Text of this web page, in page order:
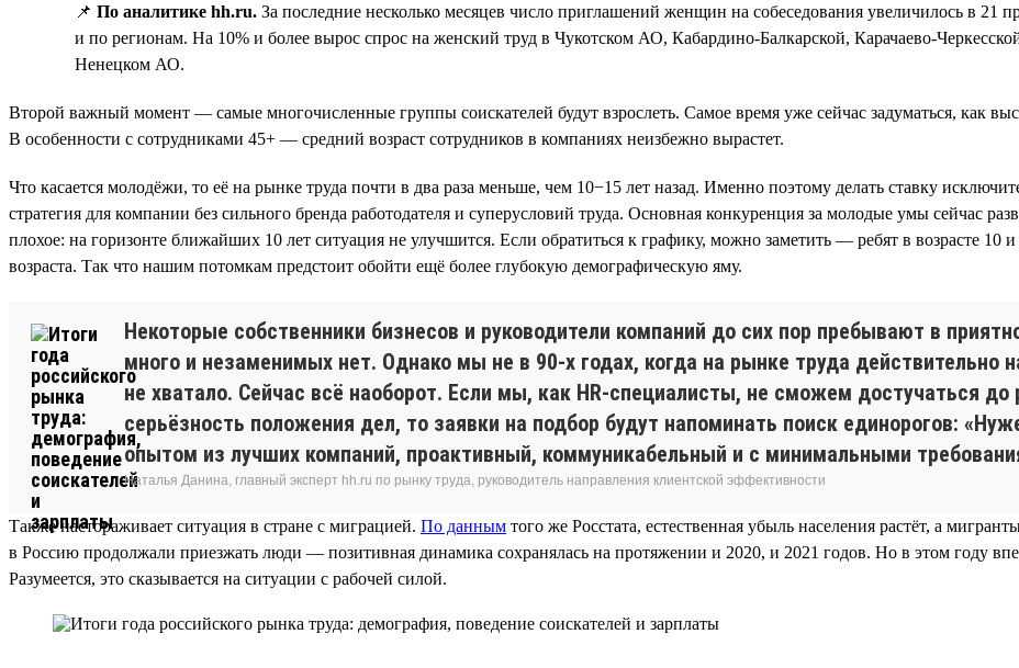
📌 По аналитике hh.ru. За последние несколько месяцев число приглашений женщин на собеседования увеличилось в 21
и по регионам. На 10% и более вырос спрос на женский труд в Чукотском АО, Кабардино-Балкарской, Карачаево-
Ненецком АО.
Второй важный момент — самые многочисленные группы соискателей будут взрослеть. Самое время уже сейчас задуматься, как
В особенности с сотрудниками 45+ — средний возраст сотрудников в компаниях неизбежно вырастет.
Что касается молодёжи, то её на рынке труда почти в два раза меньше, чем 10−15 лет назад. Именно поэтому делать ставку
стратегия для компании без сильного бренда работодателя и суперусловий труда. Основная конкуренция за молодые умы сейчас
плохое: на горизонте ближайших 10 лет ситуация не улучшится. Если обратиться к графику, можно заметить — ребят в возрасте 10
возраста. Так что нашим потомкам предстоит обойти ещё более глубокую демографическую яму.
Некоторые собственники бизнесов и руководители компаний до сих пор пребывают в
много и незаменимых нет. Однако мы не в 90-х годах, когда на рынке труда действительно
не хватало. Сейчас всё наоборот. Если мы, как HR-специалисты, не сможем достучаться
серьёзность положения дел, то заявки на подбор будут напоминать поиск единорогов:
опытом из лучших компаний, проактивный, коммуникабельный и с минимальными
Наталья Данина, главный эксперт hh.ru по рынку труда, руководитель направления клиентской эффективности
Также настораживает ситуация в стране с миграцией. По данным того же Росстата, естественная убыль населения растёт, а
в Россию продолжали приезжать люди — позитивная динамика сохранялась на протяжении и 2020, и 2021 годов. Но в этом году
Разумеется, это сказывается на ситуации с рабочей силой.